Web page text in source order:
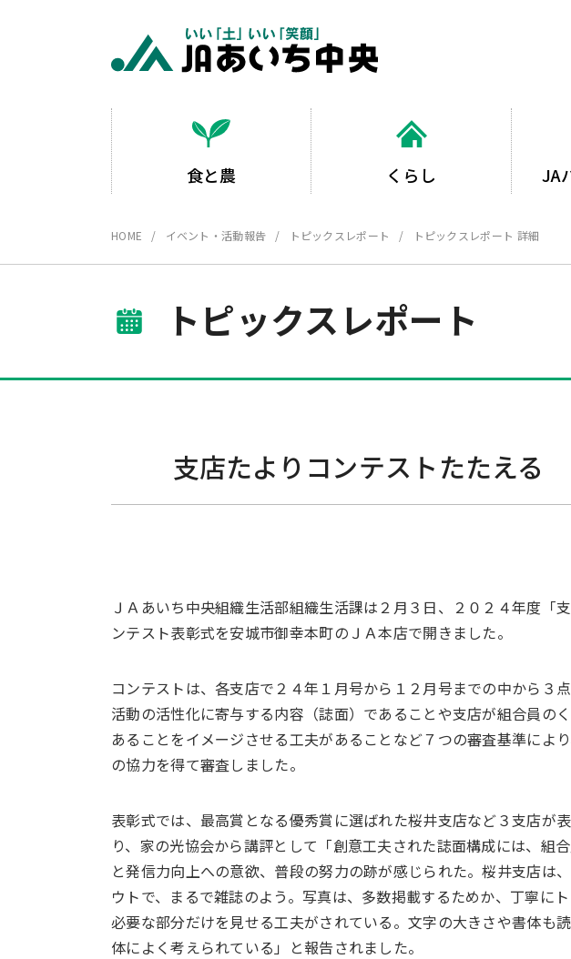
食と農 くらし JA
HOME イベント・活動報告 トピックスレポート トピックスレポート 詳細
トピックスレポート
支店たよりコンテストたたえ
ＪＡあいち中央組織生活部組織生活課は２月３日、２０２４年度「
ンテスト表彰式を安城市御幸本町のＪＡ本店で開きました。
コンテストは、各支店で２４年１月号から１２月号までの中から３
活動の活性化に寄与する内容（誌面）であることや支店が組合員の
あることをイメージさせる工夫があることなど７つの審査基準によ
の協力を得て審査しました。
表彰式では、最高賞となる優秀賞に選ばれた桜井支店など３支店が
り、家の光協会から講評として「創意工夫された誌面構成には、組
と発信力向上への意欲、普段の努力の跡が感じられた。桜井支店は
ウトで、まるで雑誌のよう。写真は、多数掲載するためか、丁寧に
必要な部分だけを見せる工夫がされている。文字の大きさや書体も
体によく考えられている」と報告されました。